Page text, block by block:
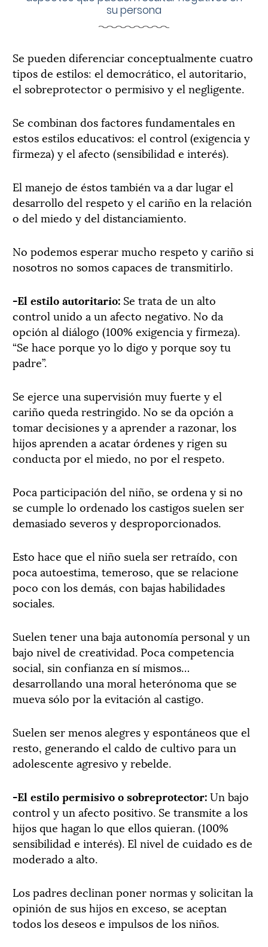
su persona
Se pueden diferenciar conceptualmente cuatro
tipos de estilos: el democrático, el autoritario,
el sobreprotector o permisivo y el negligente.
Se combinan dos factores fundamentales en
estos estilos educativos: el control (exigencia y
firmeza) y el afecto (sensibilidad e interés).
El manejo de éstos también va a dar lugar el
desarrollo del respeto y el cariño en la relación
o del miedo y del distanciamiento.
No podemos esperar mucho respeto y cariño si
nosotros no somos capaces de transmitirlo.
-El estilo autoritario: Se trata de un alto
control unido a un afecto negativo. No da
opción al diálogo (100% exigencia y firmeza).
“Se hace porque yo lo digo y porque soy tu
padre”.
Se ejerce una supervisión muy fuerte y el
cariño queda restringido. No se da opción a
tomar decisiones y a aprender a razonar, los
hijos aprenden a acatar órdenes y rigen su
conducta por el miedo, no por el respeto.
Poca participación del niño, se ordena y si no
se cumple lo ordenado los castigos suelen ser
demasiado severos y desproporcionados.
Esto hace que el niño suela ser retraído, con
poca autoestima, temeroso, que se relacione
poco con los demás, con bajas habilidades
sociales.
Suelen tener una baja autonomía personal y un
bajo nivel de creatividad. Poca competencia
social, sin confianza en sí mismos…
desarrollando una moral heterónoma que se
mueva sólo por la evitación al castigo.
Suelen ser menos alegres y espontáneos que el
resto, generando el caldo de cultivo para un
adolescente agresivo y rebelde.
-El estilo permisivo o sobreprotector:Un bajo
control y un afecto positivo. Se transmite a los
hijos que hagan lo que ellos quieran. (100%
sensibilidad e interés). El nivel de cuidado es de
moderado a alto.
Los padres declinan poner normas y solicitan la
opinión de sus hijos en exceso, se aceptan
todos los deseos e impulsos de los niños.